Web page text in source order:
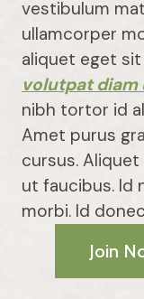
vestibulum
ullamcorper
aliquet eget
volutpat diam
nibh tortor id
Amet purus
cursus.
ut faucibus. Id
morbi. Id
Join